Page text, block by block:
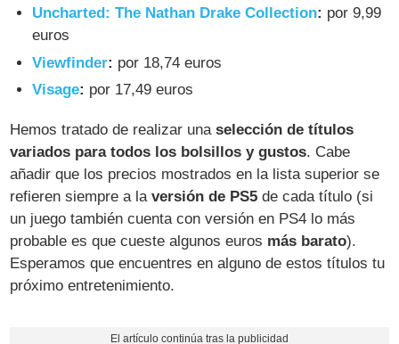
Uncharted: The Nathan Drake Collection: por 9,99
euros
Viewfinder: por 18,74 euros
Visage: por 17,49 euros
Hemos tratado de realizar unaselección de títulos
variados para todos los bolsillos y gustos. Cabe
añadir que los precios mostrados en la lista superior se
refieren siempre a laversión de PS5 de cada título (si
un juego también cuenta con versión en PS4 lo más
probable es que cueste algunos euros más barato).
Esperamos que encuentres en alguno de estos títulos tu
próximo entretenimiento.